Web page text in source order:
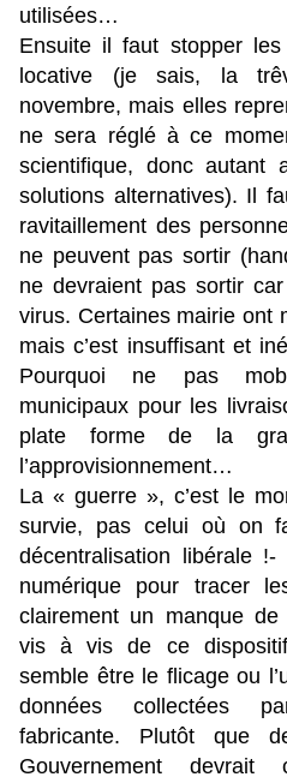
utilisées…
Ensuite il faut stopper les
locative (je sais, la
novembre, mais elles
ne sera réglé à ce
scientifique, donc autant
solutions alternatives). Il
ravitaillement des
ne peuvent pas sortir
ne devraient pas sortir
virus. Certaines mairie ont
mais c’est insuffisant et
Pourquoi ne pas
municipaux pour les
plate forme de la
l’approvisionnement…
La « guerre », c’est le
survie, pas celui où on
décentralisation libérale !-
numérique pour tracer
clairement un manque
vis à vis de ce
semble être le flicage ou
données collectées
fabricante. Plutôt que
Gouvernement